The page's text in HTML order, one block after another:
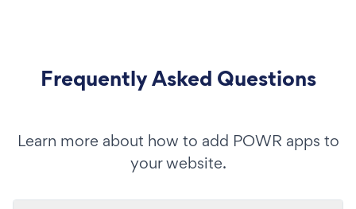
Frequently Asked Questions
Learn more about how to add POWR apps to
your website.